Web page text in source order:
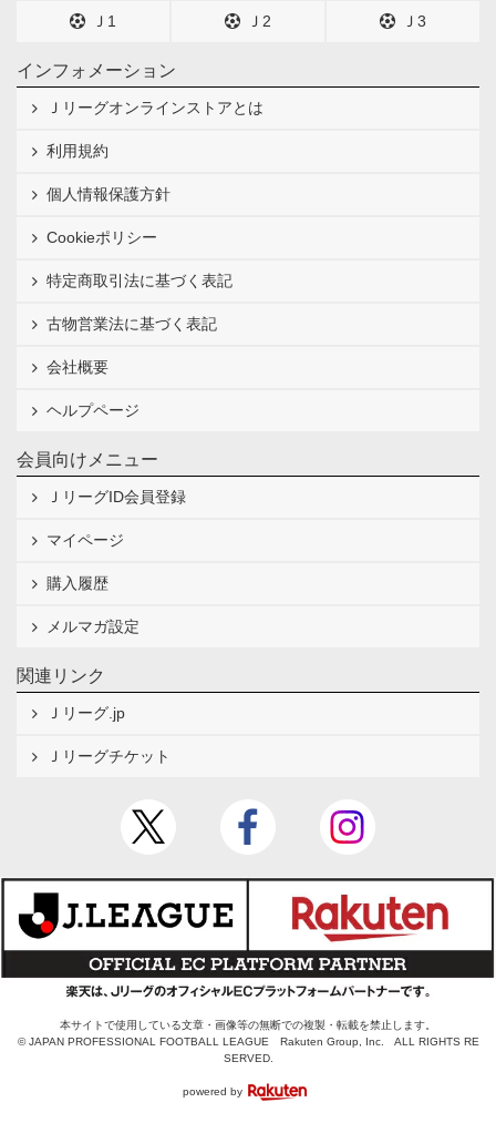
Ｊ1 Ｊ2 Ｊ3
インフォメーション
Ｊリーグオンラインストアとは
利用規約
個人情報保護方針
Cookieポリシー
特定商取引法に基づく表記
古物営業法に基づく表記
会社概要
ヘルプページ
会員向けメニュー
ＪリーグID会員登録
マイページ
購入履歴
メルマガ設定
関連リンク
Ｊリーグ.jp
Ｊリーグチケット
本サイトで使用している文章・画像等の無断での複製・転載を禁止します。
© JAPAN PROFESSIONAL FOOTBALL LEAGUE Rakuten Group, Inc. ALL RIGHTS RE
SERVED.
powered by